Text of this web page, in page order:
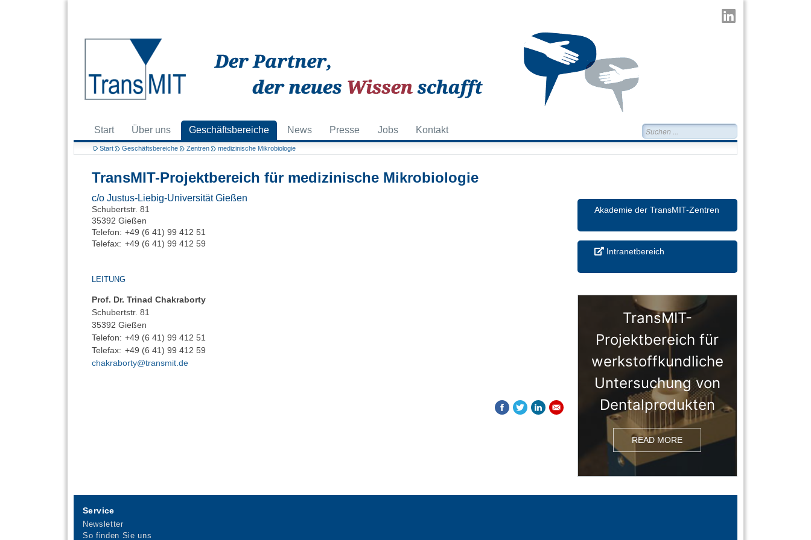
Start Über uns Geschäftsbereiche News Presse Jobs Kontakt Suchen...
Start Geschäftsbereiche Zentren medizinische Mikrobiologie
Akademie der TransMIT-Zentren
Intranetbereich
TransMIT-
Projektbereich für
werkstoffkundliche
Untersuchung von
Dentalprodukten
READ MORE
TransMIT-Projektbereich für medizinische Mikrobiologie
c/o Justus-Liebig-Universität Gießen
Schubertstr. 81
35392 Gießen
Telefon: +49 (6 41) 99 412 51
Telefax: +49 (6 41) 99 412 59
LEITUNG
Prof. Dr. Trinad Chakraborty
Schubertstr. 81
35392 Gießen
Telefon: +49 (6 41) 99 412 51
Telefax: +49 (6 41) 99 412 59
chakraborty@transmit.de
Service
Newsletter
So finden Sie uns